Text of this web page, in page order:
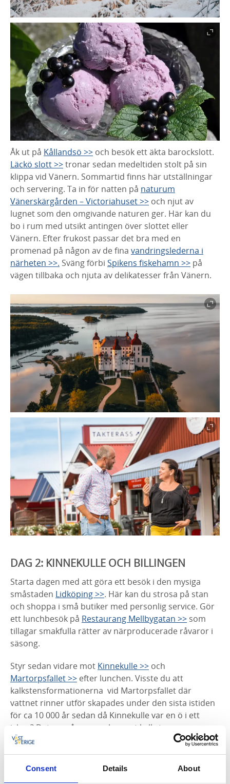
Consent Details About
Åk ut på Kållandsö >> och besök ett äkta barockslott.
Läckö slott >>tronar sedan medeltiden stolt på sin
klippa vid Vänern. Sommartid finns här utställningar
och servering. Ta in för natten på naturum
Vänerskärgården – Victoriahuset >> och njut av
lugnet som den omgivande naturen ger. Här kan du
bo i rum med utsikt antingen över slottet eller
Vänern. Efter frukost passar det bra med en
promenad på någon av de fina vandringslederna i
närheten >>. Sväng förbi Spikens fiskehamn >> på
vägen tillbaka och njuta av delikatesser från Vänern.
DAG 2: KINNEKULLE OCH BILLINGEN
Starta dagen med att göra ett besök i den mysiga
småstaden Lidköping >>. Här kan du strosa på stan
och shoppa i små butiker med personlig service. Gör
ett lunchbesök på Restaurang Mellbygatan >> som
tillagar smakfulla rätter av närproducerade råvaror i
säsong.
Styr sedan vidare mot Kinnekulle >> och
Martorpsfallet >> efter lunchen. Visste du att
kalkstensformationerna vid Martorpsfallet där
vattnet rinner utför skapades under den sista istiden
för ca 10 000 år sedan då Kinnekulle var en ö i ett
ishav? Det var vågornas slag mot kalkstenen som
mejslade fram formerna. Parkera vid vägen och
promenera sista biten till Martorpsfallet. Fram och
tillbaka är det ca 3 kilometer.